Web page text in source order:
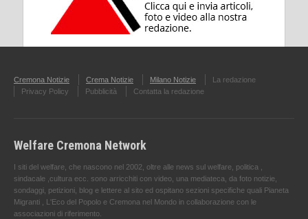
Cremona Notizie Crema Notizie Milano Notizie
La redazione
Privacy Policy
Pubblicità Contatta la redazione
Welfare Cremona Network
I siti del welfare, che nascono nel 2002, oltre alle news sul welfare, politica ,
sindacale ,cultura ecc. sono arricchiti con video, una mediateca, da foto notizie,
sondaggi, petizioni, blog e lettere al sito ed ospitano sezioni specifiche quali Pianeta
Migranti , L'Eco del Popolo e Cremona nel Mondo in collaborazione con le
associazioni di riferimento.